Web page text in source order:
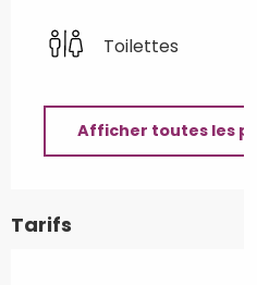
Toilettes
Afficher toutes les
Tarifs